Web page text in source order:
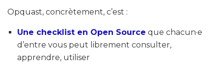
Opquast, concrètement, c’est :
Une checklist en Open Source que chacun·e
d’entre vous peut librement consulter,
apprendre, utiliser